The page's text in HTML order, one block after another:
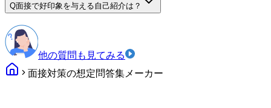
Q面接で好印象を与える自己紹介は？
他の質問も見てみる
面接対策の想定問答集メーカー